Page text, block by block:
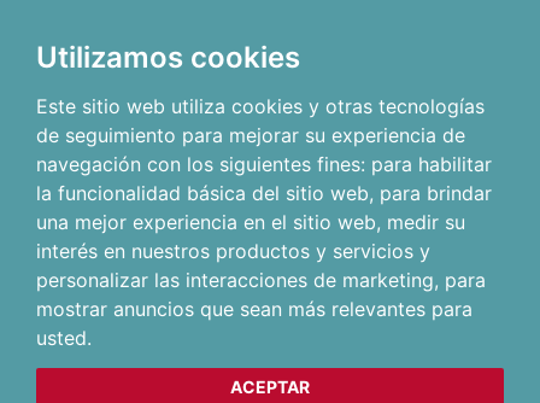
Utilizamos cookies
Este sitio web utiliza cookies y otras tecnologías
de seguimiento para mejorar su experiencia de
navegación con los siguientes fines: para habilitar
la funcionalidad básica del sitio web, para brindar
una mejor experiencia en el sitio web, medir su
interés en nuestros productos y servicios y
personalizar las interacciones de marketing, para
mostrar anuncios que sean más relevantes para
usted.
ACEPTAR